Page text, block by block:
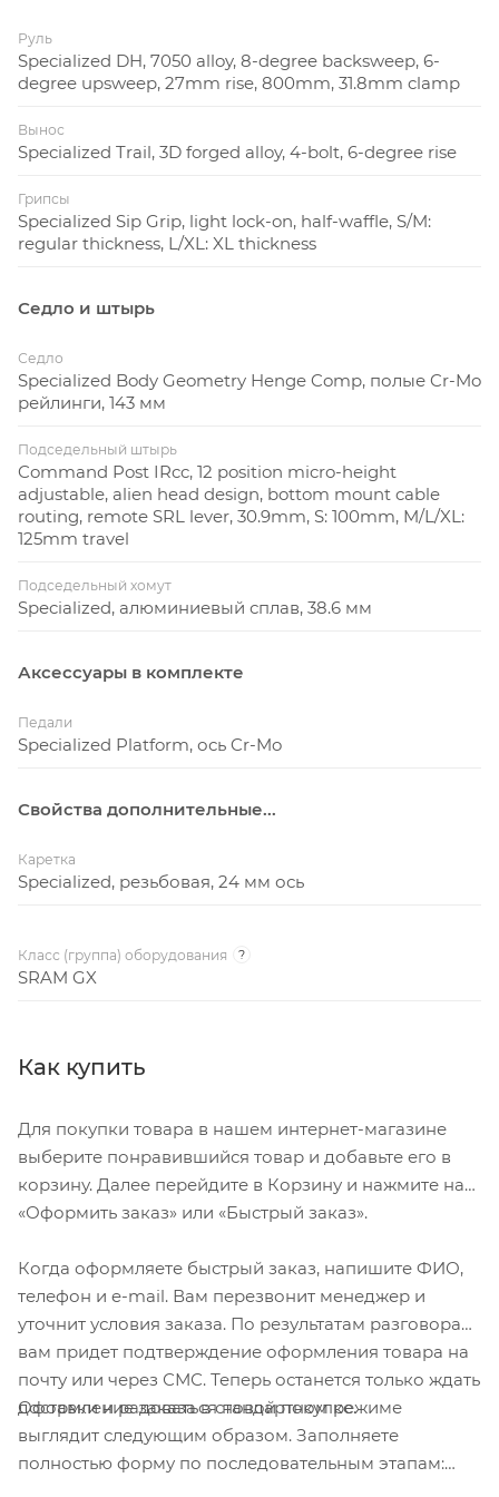
Руль
Specialized DH, 7050 alloy, 8-degree backsweep, 6-
degree upsweep, 27mm rise, 800mm, 31.8mm clamp
Вынос
Specialized Trail, 3D forged alloy, 4-bolt, 6-degree rise
Грипсы
Specialized Sip Grip, light lock-on, half-waffle, S/M:
regular thickness, L/XL: XL thickness
Седло и штырь
Седло
Specialized Body Geometry Henge Comp, полые Cr-Mo
рейлинги, 143 мм
Подседельный штырь
Command Post IRcc, 12 position micro-height
adjustable, alien head design, bottom mount cable
routing, remote SRL lever, 30.9mm, S: 100mm, M/L/XL:
125mm travel
Подседельный хомут
Specialized, алюминиевый сплав, 38.6 мм
Аксессуары в комплекте
Педали
Specialized Platform, ось Cr-Mo
Свойства дополнительные...
Каретка
Specialized, резьбовая, 24 мм ось
Класс (группа) оборудования ?
SRAM GX
Как купить
Для покупки товара в нашем интернет-магазине
выберите понравившийся товар и добавьте его в
корзину. Далее перейдите в Корзину и нажмите на
«Оформить заказ» или «Быстрый заказ».
Когда оформляете быстрый заказ, напишите ФИО,
телефон и e-mail. Вам перезвонит менеджер и
уточнит условия заказа. По результатам разговора
вам придет подтверждение оформления товара на
почту или через СМС. Теперь останется только ждать
доставки и радоваться новой покупке.
Оформление заказа в стандартном режиме
выглядит следующим образом. Заполняете
полностью форму по последовательным этапам: